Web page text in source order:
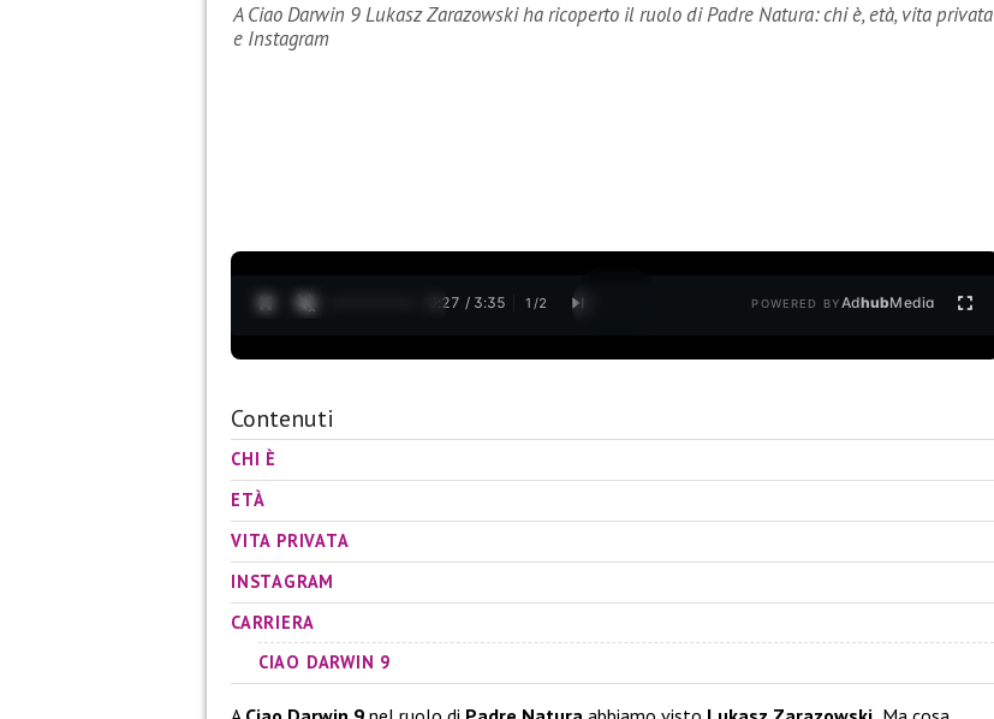
A Ciao Darwin 9 Lukasz Zarazowski ha ricoperto il ruolo di Padre Natura: chi è, età, vita privata
e Instagram
0:28 / 3:35 1 /2 POWERED BYAdhubMedia
Contenuti
CHI È
ETÀ
VITA PRIVATA
INSTAGRAM
CARRIERA
CIAO DARWIN 9